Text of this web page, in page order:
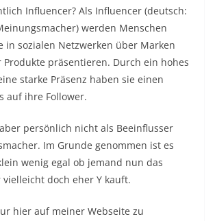
Influencer? Als Influencer (deutsch:
werden Menschen
in sozialen Netzwerken über Marken
präsentieren. Durch ein hohes
starke Präsenz haben sie einen
auf ihre Follower.
persönlich nicht als Beeinflusser
Im Grunde genommen ist es
wenig egal ob jemand nun das
vielleicht doch eher Y kauft.
hier auf meiner Webseite zu